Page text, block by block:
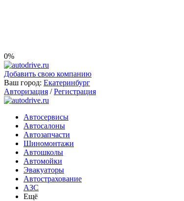
0%
Добавить свою компанию
Ваш город: Екатеринбург
Авторизация / Регистрация
Автосервисы
Автосалоны
Автозапчасти
Шиномонтажи
Автошколы
Автомойки
Эвакуаторы
Автострахование
АЗС
Ещё